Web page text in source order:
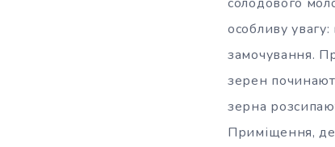
особливу
замочування.
зерен
зерна
Приміщення, де